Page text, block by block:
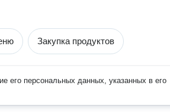
Закупка продуктов
его персональных данных, указанных в его